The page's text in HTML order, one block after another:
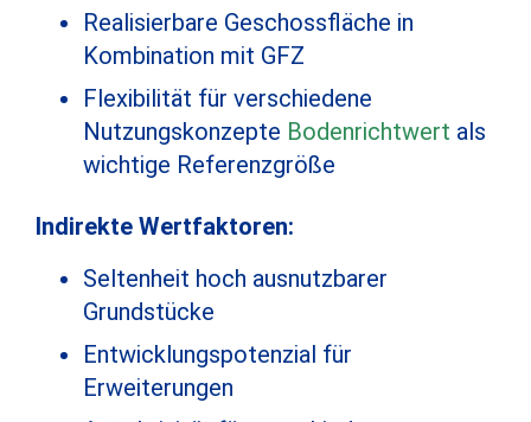
Realisierbare Geschossfläche in
Kombination mit GFZ
Flexibilität für verschiedene
Nutzungskonzepte Bodenrichtwert als
wichtige Referenzgröße
Indirekte Wertfaktoren:
Seltenheit hoch ausnutzbarer
Grundstücke
Entwicklungspotenzial für
Erweiterungen